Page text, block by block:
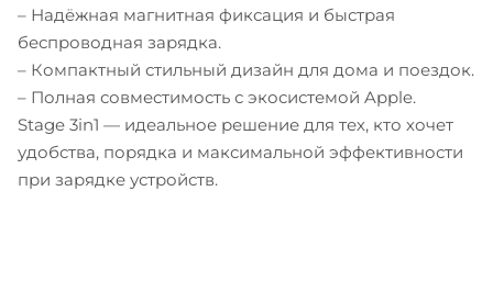
– Надёжная магнитная фиксация и быстрая
беспроводная зарядка.
– Компактный стильный дизайн для дома и поездок.
– Полная совместимость с экосистемой Apple.
Stage 3in1 — идеальное решение для тех, кто хочет
удобства, порядка и максимальной эффективности
при зарядке устройств.